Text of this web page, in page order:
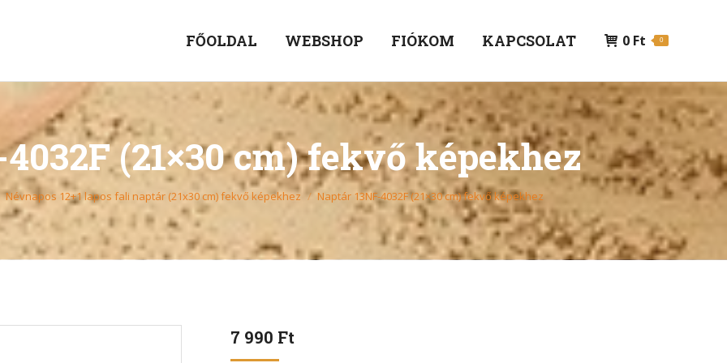
FŐOLDAL WEBSHOP FIÓKOM KAPCSOLAT 0 Ft 0
(21×30 cm) fekvő képekhez
Névnapos 12+1 lapos fali naptár (21x30 cm) fekvő képekhez Naptár 13NF-4032F (21×30 cm) fekvő képekhez
7 990 Ft